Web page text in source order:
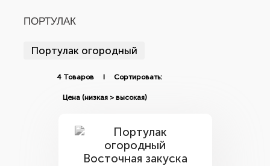
ПОРТУЛАК
Портулак огородный
4 Товаров I Сортировать: